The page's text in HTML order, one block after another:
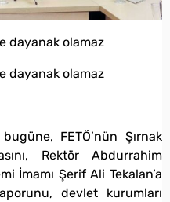
FETÖ’nün Şırnak
Rektör Abdurrahim
İmamı Şerif Ali Tekalan’a
devlet kurumları